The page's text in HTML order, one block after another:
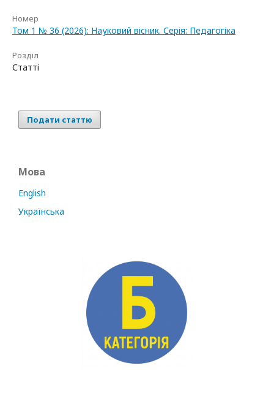
Номер
Том 1 № 36 (2026): Науковий вісник. Серія: Педагогіка
Розділ
Статті
Подати статтю
Мова
English
Українська